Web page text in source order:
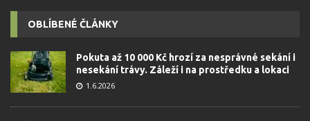
OBLÍBENÉ ČLÁNKY
Pokuta až 10 000 Kč hrozí za nesprávné sekání i
nesekání trávy. Záleží i na prostředku a lokaci
1.6.2026